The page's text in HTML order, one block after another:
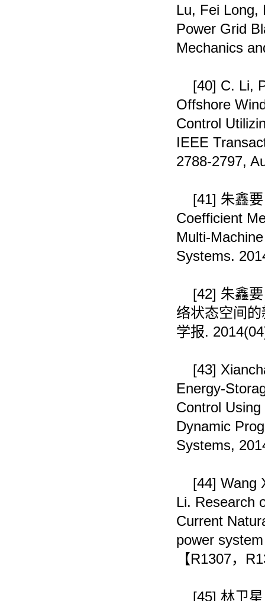
Lu, Fei Long,
Power Grid
Mechanics
[40] C. Li,
Offshore
Control
IEEE
2788-2797,
[41] 朱鑫
Coefficient
Multi-
Systems.
[42] 朱鑫
络状态空间
学报.
[43]
Energy-
Control
Dynamic
Systems,
[44] Wang
Li. Research
Current
power
【R1307，
[45] 林卫